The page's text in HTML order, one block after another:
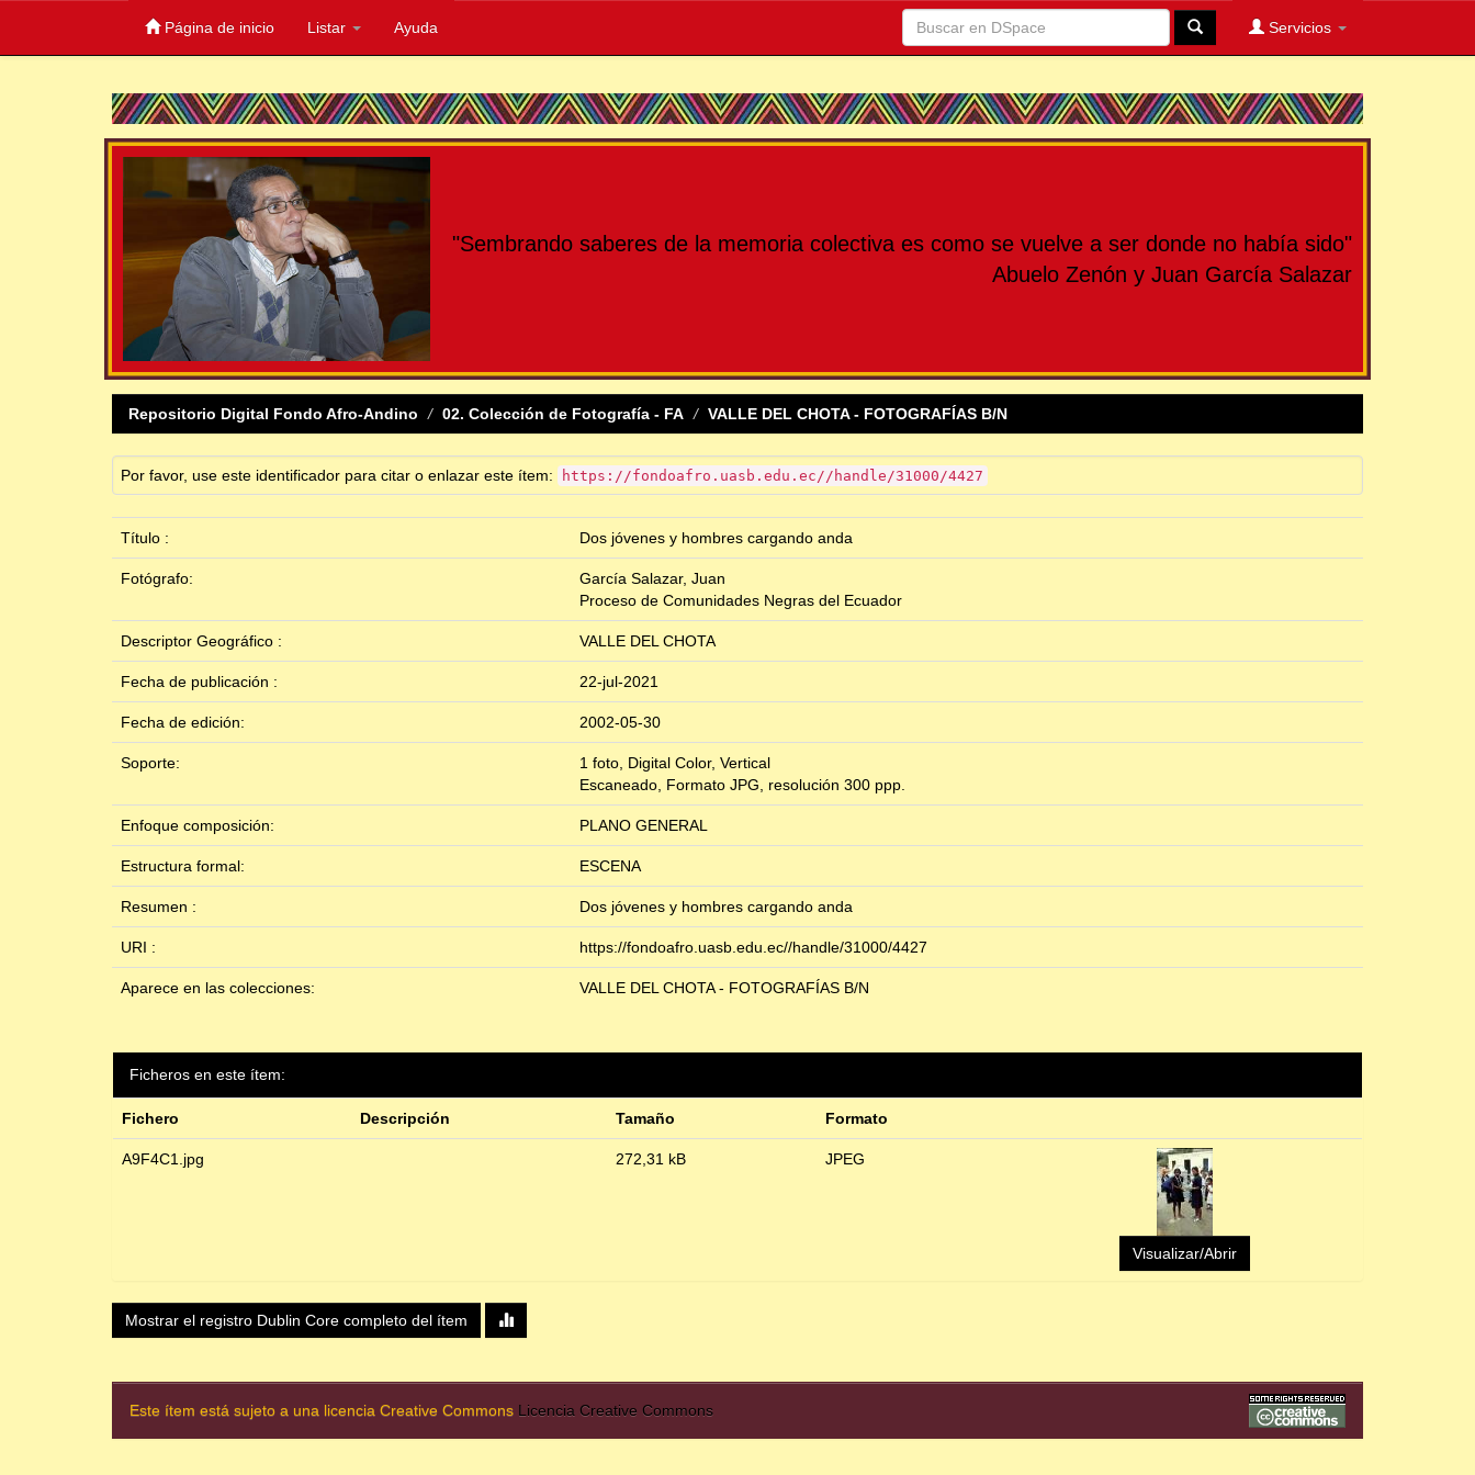
Página de inicio Listar Ayuda Servicios
"Sembrando saberes de la memoria colectiva es como se vuelve a ser donde no había sido"
Abuelo Zenón y Juan García Salazar
Repositorio Digital Fondo Afro-Andino 02. Colección de Fotografía - FA VALLE DEL CHOTA - FOTOGRAFÍAS B/N
Por favor, use este identificador para citar o enlazar este ítem: https://fondoafro.uasb.edu.ec//handle/31000/4427
Título : Dos jóvenes y hombres cargando anda
Fotógrafo:
García Salazar, Juan
Proceso de Comunidades Negras del Ecuador
Descriptor Geográfico : VALLE DEL CHOTA
Fecha de publicación : 22-jul-2021
Fecha de edición: 2002-05-30
Soporte:
1 foto, Digital Color, Vertical
Escaneado, Formato JPG, resolución 300 ppp.
Enfoque composición: PLANO GENERAL
Estructura formal: ESCENA
Resumen : Dos jóvenes y hombres cargando anda
URI : https://fondoafro.uasb.edu.ec//handle/31000/4427
Aparece en las colecciones: VALLE DEL CHOTA - FOTOGRAFÍAS B/N
Ficheros en este ítem:
Fichero Descripción Tamaño Formato
A9F4C1.jpg 272,31 kB JPEG
Visualizar/Abrir
Mostrar el registro Dublin Core completo del ítem
Este ítem está sujeto a una licencia Creative Commons Licencia Creative Commons